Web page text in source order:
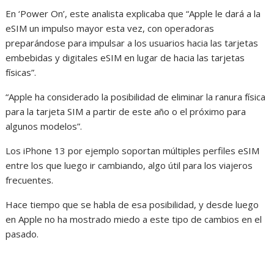
En ‘Power On’, este analista explicaba que “Apple le dará a la
eSIM un impulso mayor esta vez, con operadoras
preparándose para impulsar a los usuarios hacia las tarjetas
embebidas y digitales eSIM en lugar de hacia las tarjetas
físicas”.
“Apple ha considerado la posibilidad de eliminar la ranura física
para la tarjeta SIM a partir de este año o el próximo para
algunos modelos”.
Los iPhone 13 por ejemplo soportan múltiples perfiles eSIM
entre los que luego ir cambiando, algo útil para los viajeros
frecuentes.
Hace tiempo que se habla de esa posibilidad, y desde luego
en Apple no ha mostrado miedo a este tipo de cambios en el
pasado.